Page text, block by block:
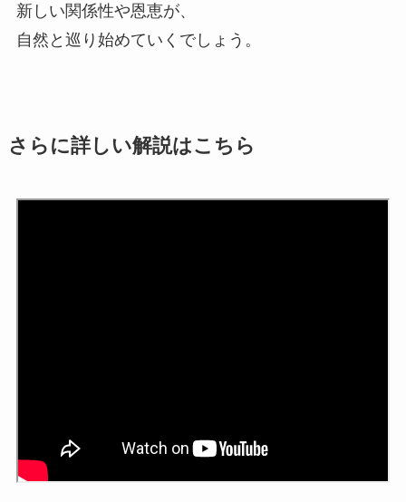
新しい関係性や恩恵が、
自然と巡り始めていくでしょう。
さらに詳しい解説はこちら